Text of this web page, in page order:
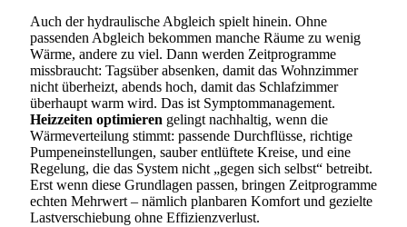
Auch der hydraulische Abgleich spielt hinein. Ohne
passenden Abgleich bekommen manche Räume zu wenig
Wärme, andere zu viel. Dann werden Zeitprogramme
missbraucht: Tagsüber absenken, damit das Wohnzimmer
nicht überheizt, abends hoch, damit das Schlafzimmer
überhaupt warm wird. Das ist Symptommanagement.
Heizzeiten optimieren gelingt nachhaltig, wenn die
Wärmeverteilung stimmt: passende Durchflüsse, richtige
Pumpeneinstellungen, sauber entlüftete Kreise, und eine
Regelung, die das System nicht „gegen sich selbst“ betreibt.
Erst wenn diese Grundlagen passen, bringen Zeitprogramme
echten Mehrwert – nämlich planbaren Komfort und gezielte
Lastverschiebung ohne Effizienzverlust.